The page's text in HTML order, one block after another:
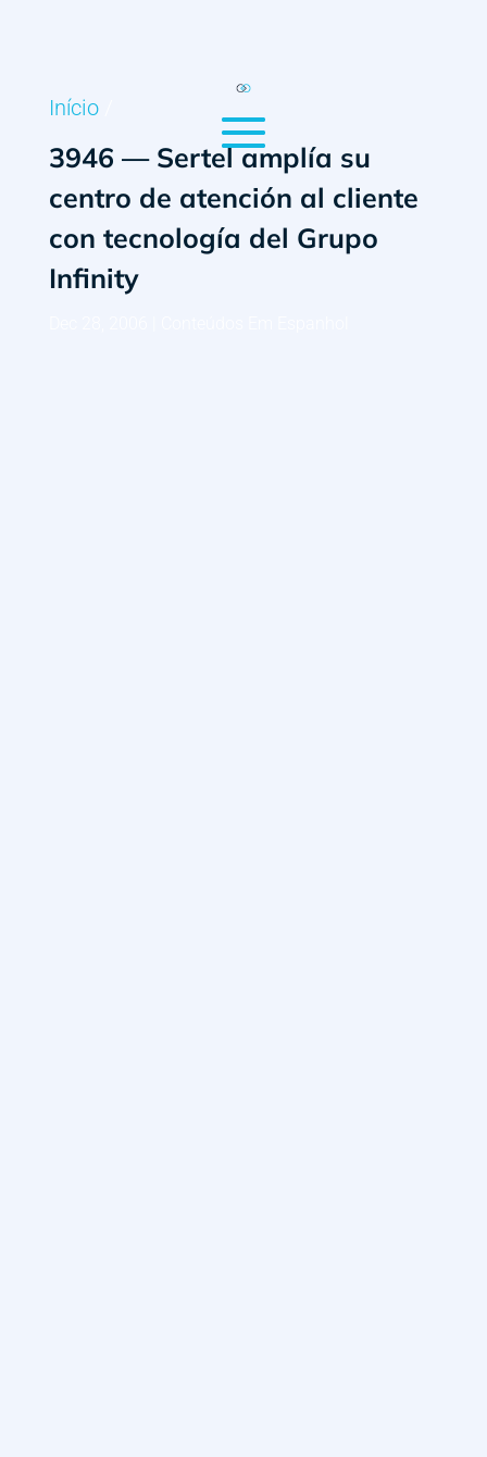
Início
3946 — Sertel amplía su
centro de atención al cliente
con tecnología del Grupo
Infinity